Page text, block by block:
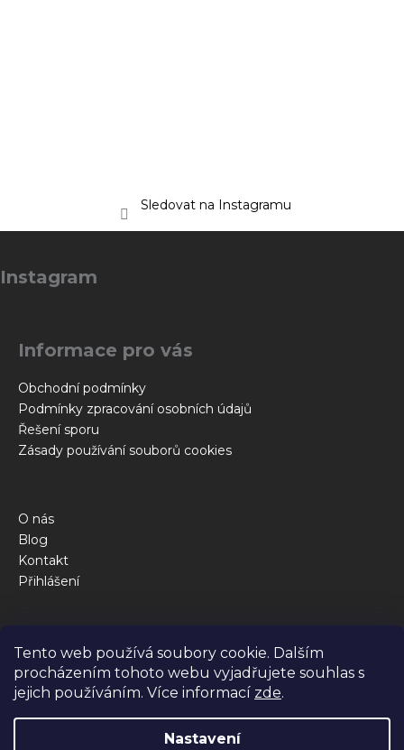
Tento web používá soubory cookie. Dalším
procházením tohoto webu vyjadřujete souhlas s
jejich používáním. Více informací zde.
Nastavení
Sledovat na Instagramu
á
p
Instagram
Informace pro vás
Obchodní podmínky
Podmínky zpracování osobních údajů
Řešení sporu
Zásady používání souborů cookies
O nás
Blog
Kontakt
Přihlášení
Obchod
Kalkulačka krmné dávky
Jak to funguje